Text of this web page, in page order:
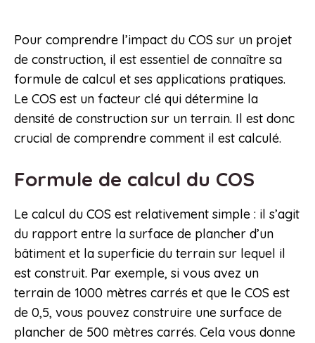
Pour comprendre l’impact du COS sur un projet
de construction, il est essentiel de connaître sa
formule de calcul et ses applications pratiques.
Le COS est un facteur clé qui détermine la
densité de construction sur un terrain. Il est donc
crucial de comprendre comment il est calculé.
Formule de calcul du COS
Le calcul du COS est relativement simple : il s’agit
du rapport entre la surface de plancher d’un
bâtiment et la superficie du terrain sur lequel il
est construit. Par exemple, si vous avez un
terrain de 1000 mètres carrés et que le COS est
de 0,5, vous pouvez construire une surface de
plancher de 500 mètres carrés. Cela vous donne